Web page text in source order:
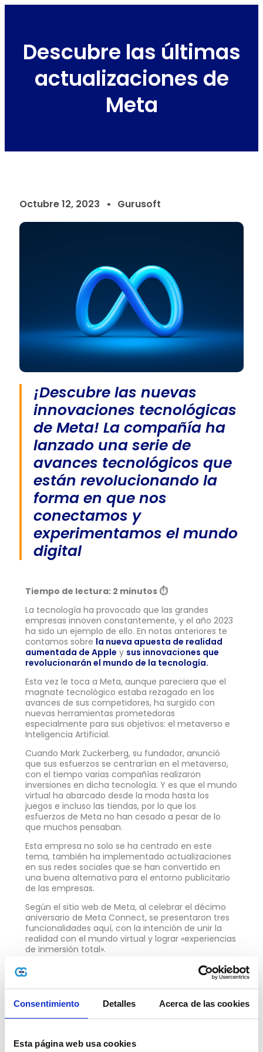
Consentimiento Detalles Acerca de las cookies
Esta página web usa cookies
Descubre las últimas
actualizaciones de
Meta
Octubre 12, 2023 Gurusoft
¡Descubre las nuevas
innovaciones tecnológicas
de Meta! La compañía ha
lanzado una serie de
avances tecnológicos que
están revolucionando la
forma en que nos
conectamos y
experimentamos el mundo
digital
Tiempo de lectura: 2 minutos ⏱️
La tecnología ha provocado que las grandes
empresas innoven constantemente, y el año 2023
ha sido un ejemplo de ello. En notas anteriores te
contamos sobre la nueva apuesta de realidad
aumentada de Apple y sus innovaciones que
revolucionarán el mundo de la tecnología.
Esta vez le toca a Meta, aunque pareciera que el
magnate tecnológico estaba rezagado en los
avances de sus competidores, ha surgido con
nuevas herramientas prometedoras
especialmente para sus objetivos: el metaverso e
Inteligencia Artificial.
Cuando Mark Zuckerberg, su fundador, anunció
que sus esfuerzos se centrarían en el metaverso,
con el tiempo varias compañías realizaron
inversiones en dicha tecnología. Y es que el mundo
virtual ha abarcado desde la moda hasta los
juegos e incluso las tiendas, por lo que los
esfuerzos de Meta no han cesado a pesar de lo
que muchos pensaban.
Esta empresa no solo se ha centrado en este
tema, también ha implementado actualizaciones
en sus redes sociales que se han convertido en
una buena alternativa para el entorno publicitario
de las empresas.
Según el sitio web de Meta, al celebrar el décimo
aniversario de Meta Connect, se presentaron tres
funcionalidades aquí, con la intención de unir la
realidad con el mundo virtual y lograr «experiencias
de inmersión total».
Para lograr esto han recurrido a los avances que te
detallaremos a continuación:
El lanzamiento de Meta Quest 3
Un visor de realidad mixta de acceso masivo que
funcionamiento. Este cuenta con una biblioteca de
contenidos que permite que las personas tengan